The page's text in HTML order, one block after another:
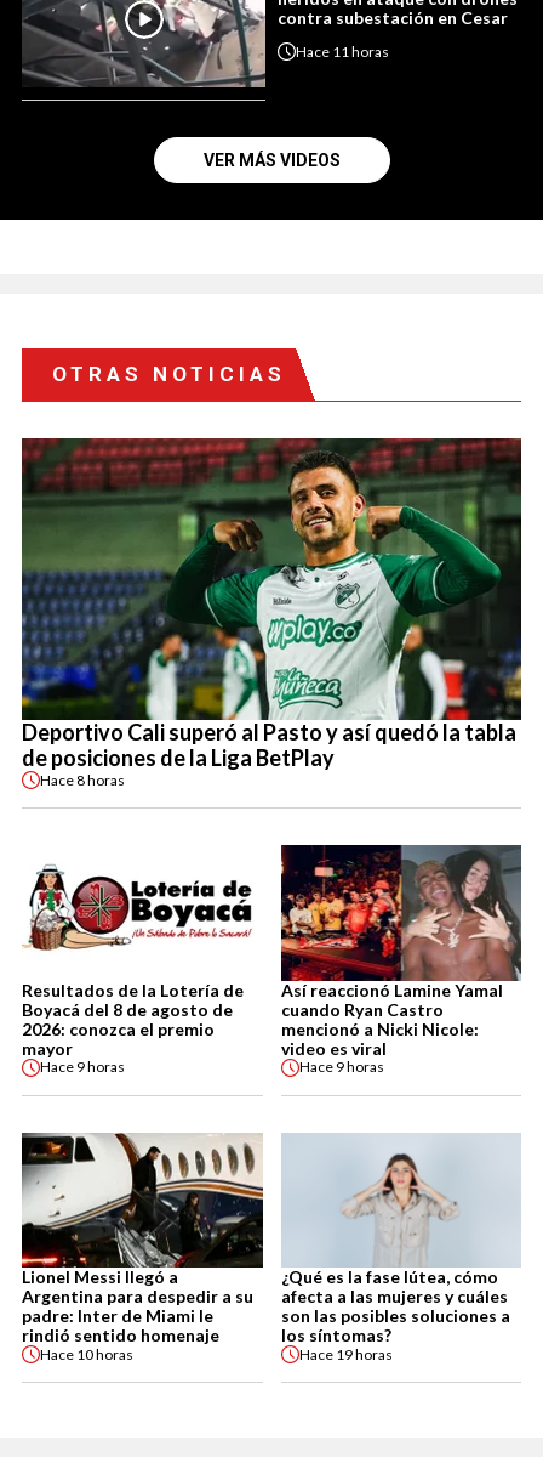
contra subestación en Cesar
Hace 11 horas
VER MÁS VIDEOS
OTRAS NOTICIAS
Deportivo Cali superó al Pasto y así quedó la tabla
de posiciones de la Liga BetPlay
Hace8 horas
Resultados de la Lotería de
Boyacá del 8 de agosto de
2026: conozca el premio
mayor
Hace 9 horas
Así reaccionó Lamine Yamal
cuando Ryan Castro
mencionó a Nicki Nicole:
video es viral
Hace 9 horas
Lionel Messi llegó a
Argentina para despedir a su
padre: Inter de Miami le
rindió sentido homenaje
Hace 10 horas
¿Qué es la fase lútea, cómo
afecta a las mujeres y cuáles
son las posibles soluciones a
los síntomas?
Hace 19 horas